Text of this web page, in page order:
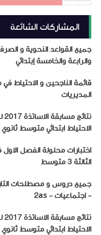
المشاركات الشائعة
جميع القواعد النحوية و
والرابعة والخامسة إبتدائي
المديريات
الاحتياط ابتدائي متوسط ثانوي
اختبارات محلولة الفصل الاول
الثالثة 3 متوسط
جميع دروس و مصطلحات
- اجتماعيات - 2as
الاحتياط ابتدائي متوسط ثانوي